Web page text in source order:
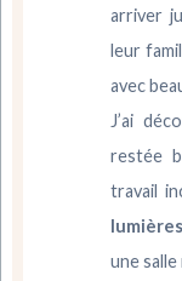
arriver
leur
avec
J’ai
restée
travail
une